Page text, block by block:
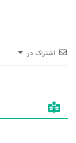
اشتراک در